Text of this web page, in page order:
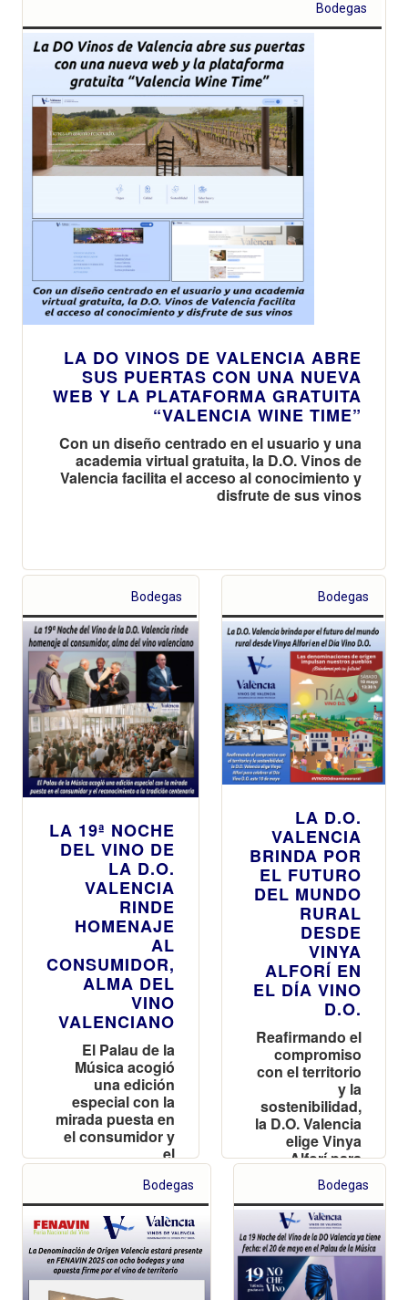
Bodegas
LA DO VINOS DE VALENCIA ABRE
SUS PUERTAS CON UNA NUEVA
WEB Y LA PLATAFORMA GRATUITA
“VALENCIA WINE TIME”
Con un diseño centrado en el usuario y una
academia virtual gratuita, la D.O. Vinos de
Valencia facilita el acceso al conocimiento y
disfrute de sus vinos
Bodegas
LA 19ª NOCHE
DEL VINO DE
LA D.O.
VALENCIA
RINDE
HOMENAJE
AL
CONSUMIDOR,
ALMA DEL
VINO
VALENCIANO
El Palau de la
Música acogió
una edición
especial con la
mirada puesta en
el consumidor y
el
reconocimiento
a la tradición
centenaria
Bodegas
LA D.O.
VALENCIA
BRINDA POR
EL FUTURO
DEL MUNDO
RURAL
DESDE
VINYA
ALFORÍ EN
EL DÍA VINO
D.O.
Reafirmando el
compromiso
con el territorio
y la
sostenibilidad,
la D.O. Valencia
elige Vinya
Alforí para
celebrar el Día
Vino D.O. este
10 de mayo
Bodegas Bodegas